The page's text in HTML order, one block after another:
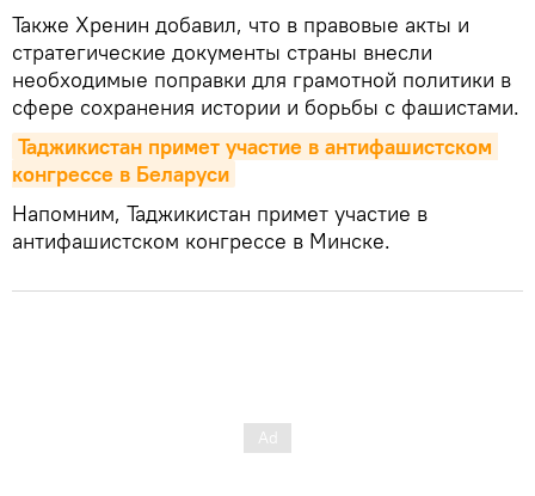
Также Хренин добавил, что в правовые акты и
стратегические документы страны внесли
необходимые поправки для грамотной политики в
сфере сохранения истории и борьбы с фашистами.
Таджикистан примет участие в антифашистском
конгрессе в Беларуси
Напомним, Таджикистан примет участие в
антифашистском конгрессе в Минске.